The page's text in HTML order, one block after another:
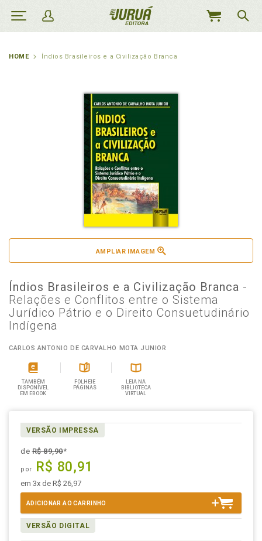
MEU
HOME Índios Brasileiros e a Civilização Branca
AMPLIAR IMAGEM
Índios Brasileiros e a Civilização Branca -
Relações e Conflitos entre o Sistema
Jurídico Pátrio e o Direito Consuetudinário
Indígena
CARLOS ANTONIO DE CARVALHO MOTA JUNIOR
TAMBÉM
DISPONÍVEL
EM EBOOK
FOLHEIE
PÁGINAS
LEIA NA
BIBLIOTECA
VIRTUAL
VERSÃO IMPRESSA
deR$ 89,90*
por R$ 80,91
em 3x de R$ 26,97
ADICIONAR AO CARRINHO
VERSÃO DIGITAL